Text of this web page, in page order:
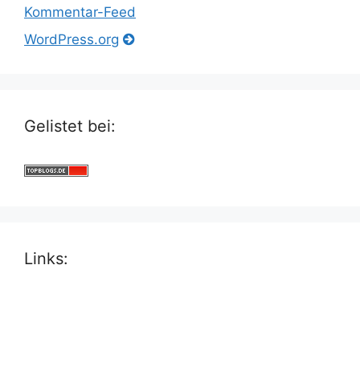
Kommentar-Feed
WordPress.org
Gelistet bei:
Links: